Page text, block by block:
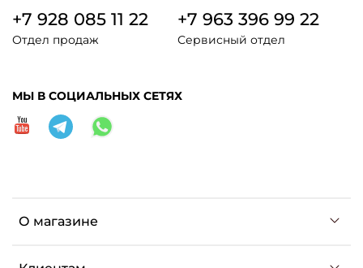
О магазине
+7 928 085 11 22
Отдел продаж
+7 963 396 99 22
Сервисный отдел
МЫ В СОЦИАЛЬНЫХ СЕТЯХ